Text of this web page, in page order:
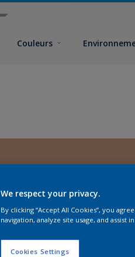
Couleurs
We respect your privacy.
By clicking “Accept All Cookies”, you
navigation, analyze site usage, and assist
Cookies Settings